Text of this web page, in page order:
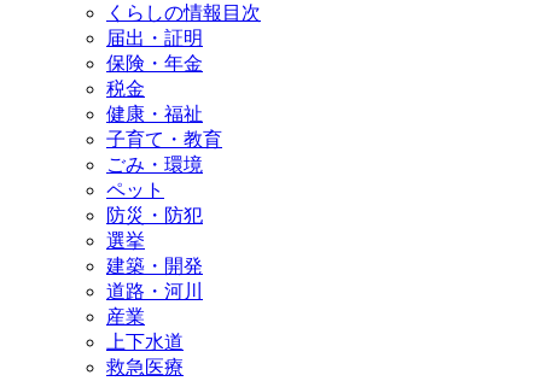
くらしの情報目次
届出・証明
保険・年金
税金
健康・福祉
子育て・教育
ごみ・環境
ペット
防災・防犯
選挙
建築・開発
道路・河川
産業
上下水道
救急医療